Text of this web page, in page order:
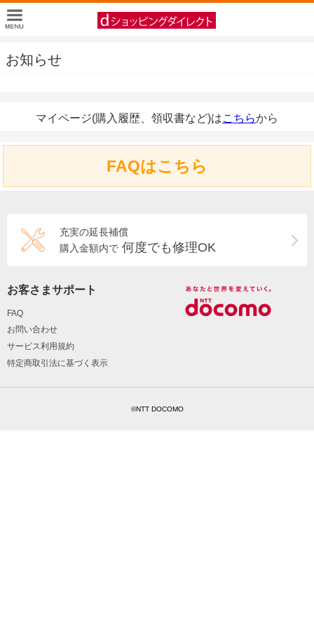
お知らせ
マイページ(購入履歴、領収書など)はこちらから
FAQはこちら
充実の延長補償
購入金額内で 何度でも修理OK
お客さまサポート
FAQ
お問い合わせ
サービス利用規約
特定商取引法に基づく表示
©NTT DOCOMO